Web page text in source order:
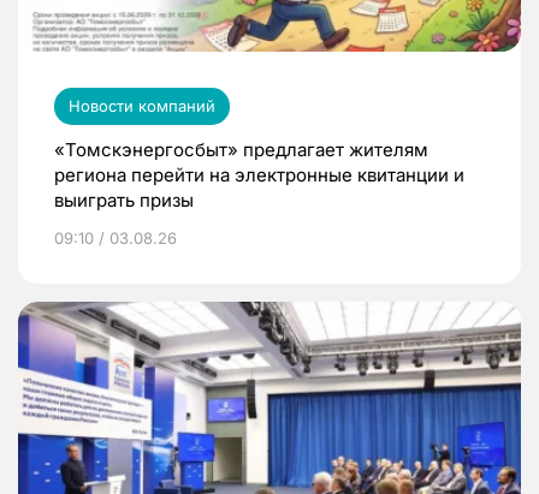
Новости компаний
«Томскэнергосбыт» предлагает жителям
региона перейти на электронные квитанции и
выиграть призы
09:10 / 03.08.26